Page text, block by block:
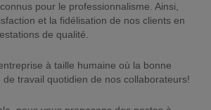
pour le professionnalisme. Ainsi,
et la fidélisation de nos clients en
de qualité.
à taille humaine où la bonne
travail quotidien de nos collaborateurs!